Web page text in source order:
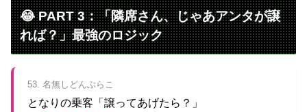
😂 PART 3：「隣席さん、じゃあアンタが譲
れば？」最強のロジック
53. 名無しどんぶらこ
となりの乗客「譲ってあげたら？」